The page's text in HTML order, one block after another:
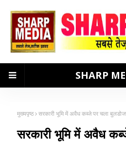
SHARP
मुख्यपृष्ठ सरकारी भूमि में अवैध कब्जे पर चला
सरकारी भूमि में अवैध